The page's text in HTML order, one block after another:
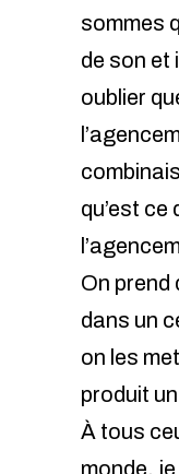
sommes
de son et
oublier
qu’est ce
On prend
dans un
on les
produit
À tous
monde,